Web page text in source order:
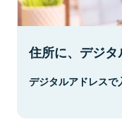
住所に、デジタ
デジタルアドレスで